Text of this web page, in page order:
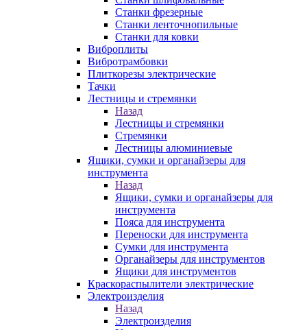
Станки фрезерные
Станки ленточнопильные
Станки для ковки
Виброплиты
Вибротрамбовки
Плиткорезы электрические
Тачки
Лестницы и стремянки
Назад
Лестницы и стремянки
Стремянки
Лестницы алюминиевые
Ящики, сумки и органайзеры для
инструмента
Назад
Ящики, сумки и органайзеры для
инструмента
Пояса для инструмента
Переноски для инструмента
Сумки для инструмента
Органайзеры для инструментов
Ящики для инструментов
Краскораспылители электрические
Электроизделия
Назад
Электроизделия